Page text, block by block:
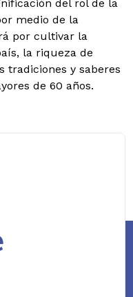
del rol de la
medio de la
por cultivar la
la riqueza de
tradiciones y saberes
de 60 años.